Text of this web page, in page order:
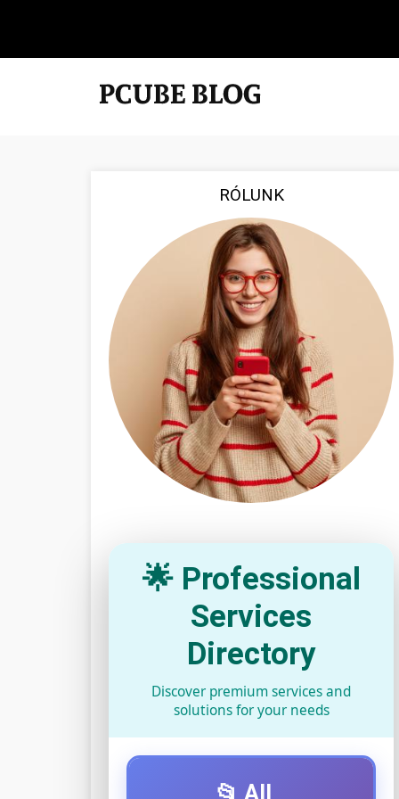
RÓLUNK
🌟 Professional
Services
Directory
Discover premium services and
solutions for your needs
📂 All